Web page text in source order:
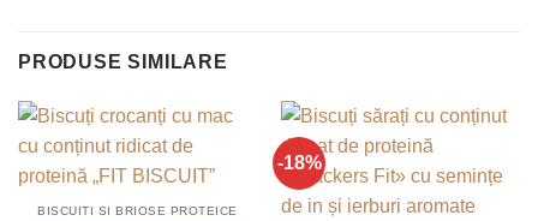
PRODUSE SIMILARE
BISCUITI SI BRIOSE PROTEICE
-18%